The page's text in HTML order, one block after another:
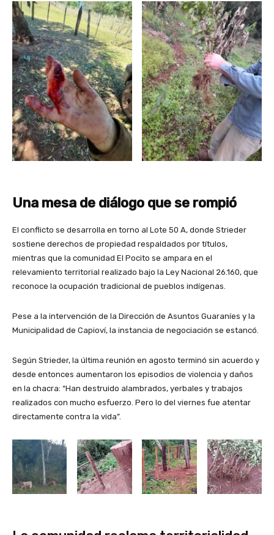
Una mesa de diálogo que se rompió
El conflicto se desarrolla en torno al Lote 50 A, donde Strieder
sostiene derechos de propiedad respaldados por títulos,
mientras que la comunidad El Pocito se ampara en el
relevamiento territorial realizado bajo la Ley Nacional 26.160, que
reconoce la ocupación tradicional de pueblos indígenas.
Pese a la intervención de la Dirección de Asuntos Guaraníes y la
Municipalidad de Capioví, la instancia de negociación se estancó.
Según Strieder, la última reunión en agosto terminó sin acuerdo y
desde entonces aumentaron los episodios de violencia y daños
en la chacra: “Han destruido alambrados, yerbales y trabajos
realizados con mucho esfuerzo. Pero lo del viernes fue atentar
directamente contra la vida”.